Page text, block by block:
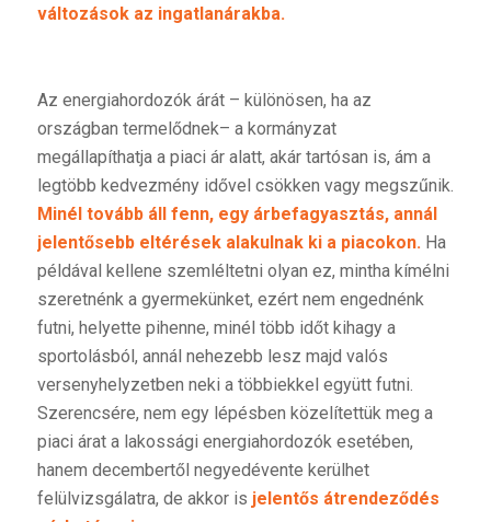
változások az ingatlanárakba.
Az energiahordozók árát – különösen, ha az
országban termelődnek– a kormányzat
megállapíthatja a piaci ár alatt, akár tartósan is, ám a
legtöbb kedvezmény idővel csökken vagy megszűnik.
Minél tovább áll fenn, egy árbefagyasztás, annál
jelentősebb eltérések alakulnak ki a piacokon. Ha
példával kellene szemléltetni olyan ez, mintha kímélni
szeretnénk a gyermekünket, ezért nem engednénk
futni, helyette pihenne, minél több időt kihagy a
sportolásból, annál nehezebb lesz majd valós
versenyhelyzetben neki a többiekkel együtt futni.
Szerencsére, nem egy lépésben közelítettük meg a
piaci árat a lakossági energiahordozók esetében,
hanem decembertől negyedévente kerülhet
felülvizsgálatra, de akkor is jelentős átrendeződés